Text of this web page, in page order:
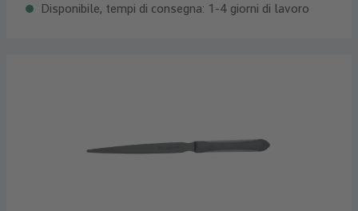
Disponibile, tempi di consegna: 1-4 giorni di lavoro